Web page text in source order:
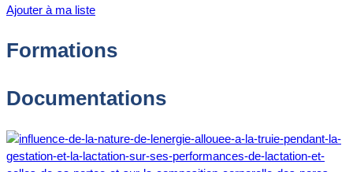
Ajouter à ma liste
Formations
Documentations